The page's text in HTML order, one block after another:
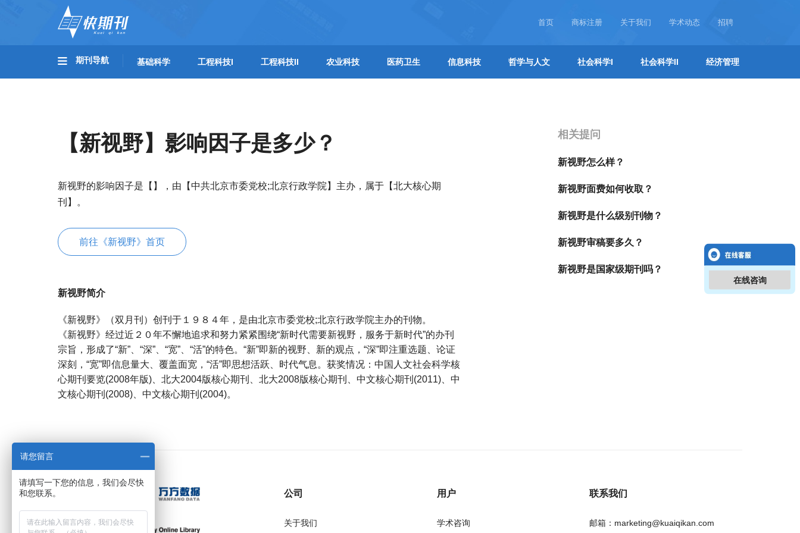
首页 商标注册 关于我们 学术动态 招聘
期刊导航 基础科学 工程科技I 工程科技II 农业科技 医药卫生 信息科技 哲学与人文 社会科学I 社会科学II 经济管理
【新视野】影响因子是多少？
新视野的影响因子是【】，由【中共北京市委党校;北京行政学院】主办，属于【北大核心期
刊】。
前往《新视野》首页
新视野简介
《新视野》（双月刊）创刊于１９８４年，是由北京市委党校;北京行政学院主办的刊物。
《新视野》经过近２０年不懈地追求和努力紧紧围绕“新时代需要新视野，服务于新时代”的办刊
宗旨，形成了“新”、“深”、“宽”、“活”的特色。“新”即新的视野、新的观点，“深”即注重选题、论证
深刻，“宽”即信息量大、覆盖面宽，“活”即思想活跃、时代气息。获奖情况：中国人文社会科学核
心期刊要览(2008年版)、北大2004版核心期刊、北大2008版核心期刊、中文核心期刊(2011)、中
文核心期刊(2008)、中文核心期刊(2004)。
相关提问
新视野怎么样？
新视野面费如何收取？
新视野是什么级别刊物？
新视野审稿要多久？
新视野是国家级期刊吗？
公司
关于我们
用户
学术咨询
联系我们
邮箱：marketing@kuaiqikan.com
在线咨询
请您留言
请填写一下您的信息，我们会尽快
和您联系。